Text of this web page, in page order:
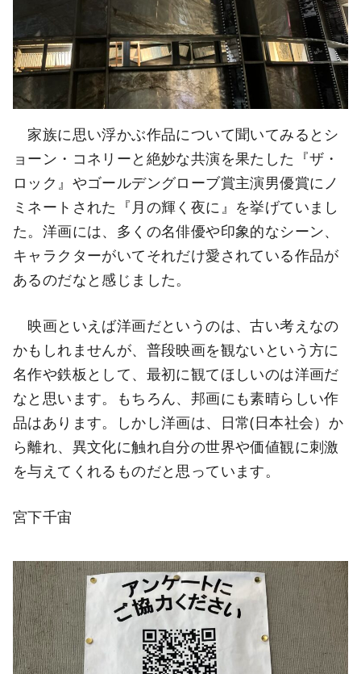
家族に思い浮かぶ作品について聞いてみるとシ
ョーン・コネリーと絶妙な共演を果たした『ザ・
ロック』やゴールデングローブ賞主演男優賞にノ
ミネートされた『月の輝く夜に』を挙げていまし
た。洋画には、多くの名俳優や印象的なシーン、
キャラクターがいてそれだけ愛されている作品が
あるのだなと感じました。
映画といえば洋画だというのは、古い考えなの
かもしれませんが、普段映画を観ないという方に
名作や鉄板として、最初に観てほしいのは洋画だ
なと思います。もちろん、邦画にも素晴らしい作
品はあります。しかし洋画は、日常(日本社会）か
ら離れ、異文化に触れ自分の世界や価値観に刺激
を与えてくれるものだと思っています。
宮下千宙